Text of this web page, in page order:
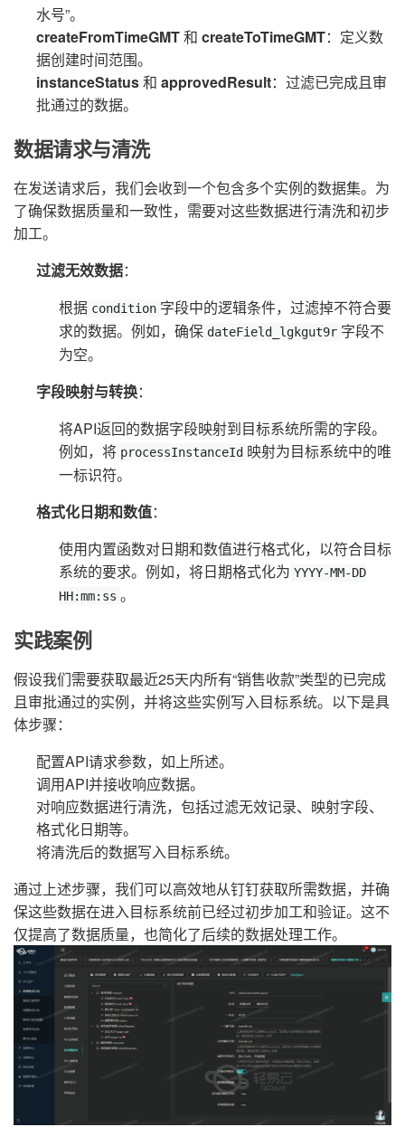
水号”。
createFromTimeGMT和 createToTimeGMT：定义数
据创建时间范围。
instanceStatus和 approvedResult：过滤已完成且审
批通过的数据。
数据请求与清洗
在发送请求后，我们会收到一个包含多个实例的数据集。为
了确保数据质量和一致性，需要对这些数据进行清洗和初步
加工。
过滤无效数据：
根据 condition 字段中的逻辑条件，过滤掉不符合要
求的数据。例如，确保 dateField_lgkgut9r 字段不
为空。
字段映射与转换：
将API返回的数据字段映射到目标系统所需的字段。
例如，将 processInstanceId 映射为目标系统中的唯
一标识符。
格式化日期和数值：
使用内置函数对日期和数值进行格式化，以符合目标
系统的要求。例如，将日期格式化为 YYYY-MM-DD
HH:mm:ss 。
实践案例
假设我们需要获取最近25天内所有“销售收款”类型的已完成
且审批通过的实例，并将这些实例写入目标系统。以下是具
体步骤：
配置API请求参数，如上所述。
调用API并接收响应数据。
对响应数据进行清洗，包括过滤无效记录、映射字段、
格式化日期等。
将清洗后的数据写入目标系统。
通过上述步骤，我们可以高效地从钉钉获取所需数据，并确
保这些数据在进入目标系统前已经过初步加工和验证。这不
仅提高了数据质量，也简化了后续的数据处理工作。